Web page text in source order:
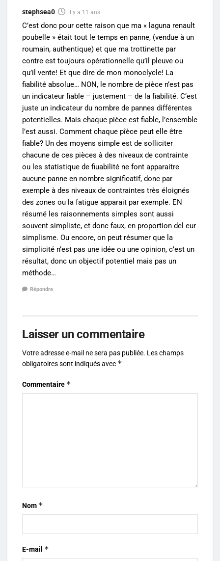
stephsea0 il y a 11 ans
C’est donc pour cette raison que ma « laguna renault
poubelle » était tout le temps en panne, (vendue à un
roumain, authentique) et que ma trottinette par
contre est toujours opérationnelle qu’il pleuve ou
qu’il vente! Et que dire de mon monoclycle! La
fiabilité absolue… NON, le nombre de pièce n’est pas
un indicateur fiable – justement – de la fiabilité. C’est
juste un indicateur du nombre de pannes différentes
potentielles. Mais chaque pièce est fiable, l’ensemble
l’est aussi. Comment chaque pîèce peut elle être
fiable? Un des moyens simple est de solliciter
chacune de ces pièces à des niveaux de contrainte
ou les statistique de fiuabilité ne font apparaitre
aucune panne en nombre significatif, donc par
exemple à des niveaux de contraintes très éloignés
des zones ou la fatigue apparait par exemple. EN
résumé les raisonnements simples sont aussi
souvent simpliste, et donc faux, en proportion del eur
simplisme. Ou encore, on peut résumer que la
simplicité n’est pas une idée ou une opinion, c’est un
résultat, donc un objectif potentiel mais pas un
méthode…
Répondre
Laisser un commentaire
Votre adresse e-mail ne sera pas publiée. Les champs
obligatoires sont indiqués avec *
Commentaire *
Nom *
E-mail *